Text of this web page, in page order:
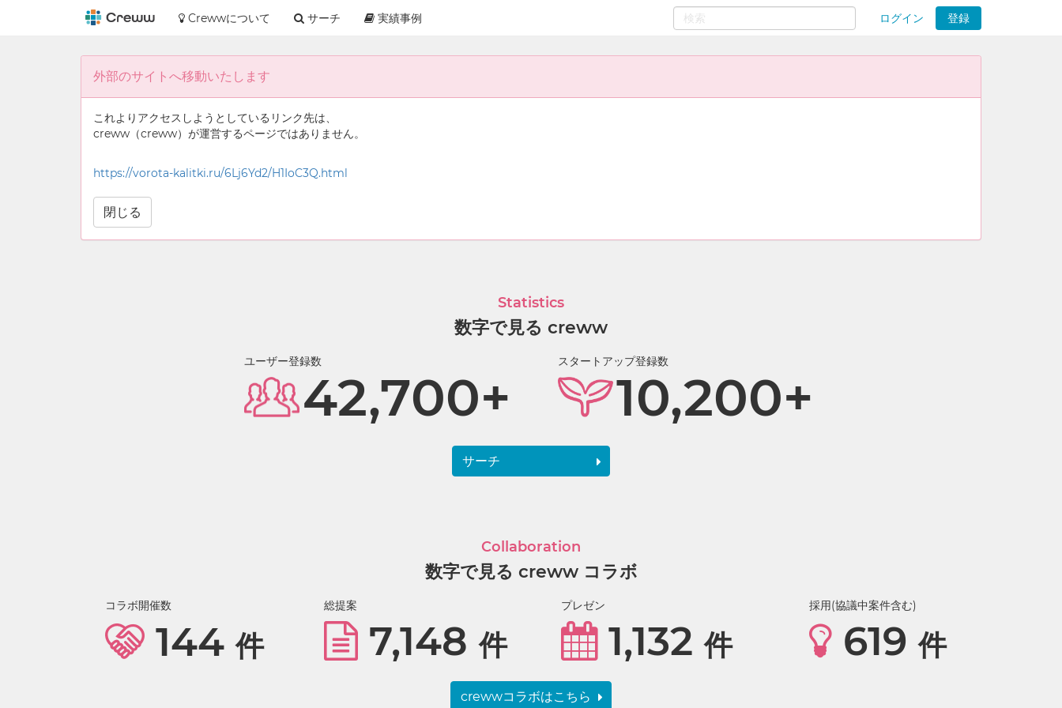
Crewwについて サーチ 実績事例 ログイン
登録
selections
外部のサイトへ移動いたします
これよりアクセスしようとしているリンク先は、
creww（creww）が運営するページではありません。
https://vorota-kalitki.ru/6Lj6Yd2/H1IoC3Q.html
閉じる
Statistics
数字で見る creww
ユーザー登録数
42,700+
スタートアップ登録数
10,200+
サーチ
Collaboration
数字で見る creww コラボ
コラボ開催数
144件
総提案
7,148件
プレゼン
1,132件
採用(協議中案件含む)
619件
crewwコラボはこちら